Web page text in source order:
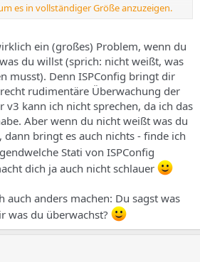
die Prozesse und deren Stati
muss, müsste ich also alles zu
und in Nagios einbinden. DAS ist ja
weiß, was ich alles einbinden müsste!
es in vollständiger Größe anzuzeigen.
ein (großes) Problem, wenn du
du willst (sprich: nicht weißt, was
musst). Denn ISPConfig bringt dir
rudimentäre Überwachung der
v3 kann ich nicht sprechen, da ich das
Aber wenn du nicht weißt was du
bringt es auch nichts - finde ich
Stati von ISPConfig
dich ja auch nicht schlauer
auch anders machen: Du sagst was
was du überwachst?